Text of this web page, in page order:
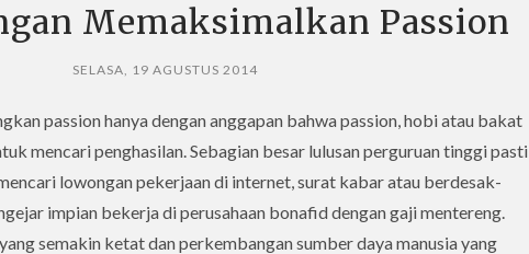
Memaksimalkan Passion
SELASA, 19 AGUSTUS 2014
passion hanya dengan anggapan bahwa passion, hobi atau bakat
mencari penghasilan. Sebagian besar lulusan perguruan tinggi pasti
lowongan pekerjaan di internet, surat kabar atau berdesak-
impian bekerja di perusahaan bonafid dengan gaji mentereng.
semakin ketat dan perkembangan sumber daya manusia yang